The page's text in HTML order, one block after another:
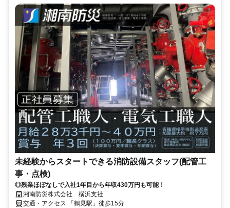
未経験からスタートできる消防設備スタッフ(配管工
事・点検)
◎残業ほぼなしで入社1年目から年収430万円も可能！
湘南防災株式会社 横浜支社
交通・アクセス 「鶴見駅」徒歩15分